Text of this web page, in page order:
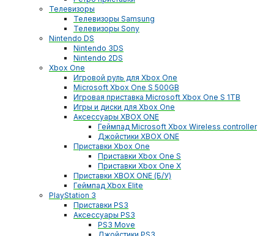
Телевизоры
Телевизоры Samsung
Телевизоры Sony
Nintendo DS
Nintendo 3DS
Nintendo 2DS
Xbox One
Игровой руль для Xbox One
Microsoft Xbox One S 500GB
Игровая приставка Microsoft Xbox One S 1TB
Игры и диски для Xbox One
Аксессуары XBOX ONE
Геймпад Microsoft Xbox Wireless controller
Джойстики XBOX ONE
Приставки Xbox One
Приставки Xbox One S
Приставки Xbox One X
Приставки XBOX ONE (Б/У)
Геймпад Xbox Elite
PlayStation 3
Приставки PS3
Аксессуары PS3
PS3 Move